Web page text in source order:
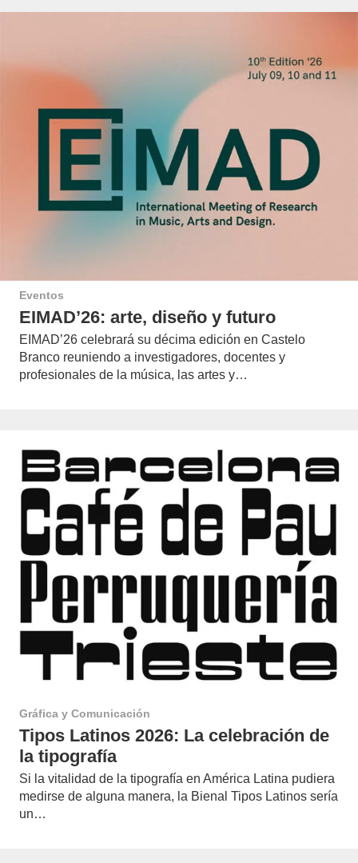
Eventos
EIMAD’26: arte, diseño y futuro
EIMAD’26 celebrará su décima edición en Castelo
Branco reuniendo a investigadores, docentes y
profesionales de la música, las artes y…
Gráfica y Comunicación
Tipos Latinos 2026: La celebración de
la tipografía
Si la vitalidad de la tipografía en América Latina pudiera
medirse de alguna manera, la Bienal Tipos Latinos sería
un…